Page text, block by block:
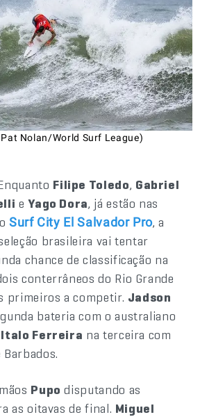
Nolan/World Surf League)
Filipe Toledo, Gabriel
eYago Dora, já estão nas
Surf City El Salvador Pro, a
brasileira vai tentar
chance de classificação na
conterrâneos do Rio Grande
primeiros a competir. Jadson
bateria com o australiano
Italo Ferreira na terceira com
Pupo disputando as
as oitavas de final. Miguel